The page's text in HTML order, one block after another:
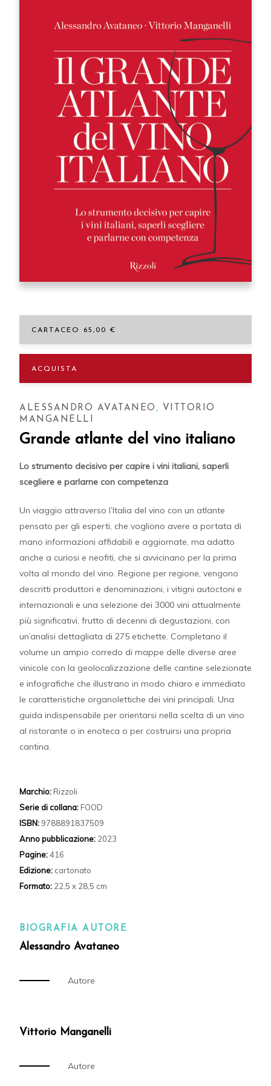
CARTACEO 65,00 €
ACQUISTA
ALESSANDRO AVATANEO ,
VITTORIO
MANGANELLI
Grande atlante del vino italiano
Lo strumento decisivo per capire i vini italiani, saperli
scegliere e parlarne con competenza
Un viaggio attraverso l’Italia del vino con un atlante
pensato per gli esperti, che vogliono avere a portata di
mano informazioni affidabili e aggiornate, ma adatto
anche a curiosi e neofiti, che si avvicinano per la prima
volta al mondo del vino. Regione per regione, vengono
descritti produttori e denominazioni, i vitigni autoctoni e
internazionali e una selezione dei 3000 vini attualmente
più significativi, frutto di decenni di degustazioni, con
un’analisi dettagliata di 275 etichette. Completano il
volume un ampio corredo di mappe delle diverse aree
vinicole con la geolocalizzazione delle cantine selezionate
e infografiche che illustrano in modo chiaro e immediato
le caratteristiche organolettiche dei vini principali. Una
guida indispensabile per orientarsi nella scelta di un vino
al ristorante o in enoteca o per costruirsi una propria
cantina.
Marchio: Rizzoli
Serie di collana: FOOD
ISBN: 9788891837509
Anno pubblicazione: 2023
Pagine:416
Edizione: cartonato
Formato: 22,5 x 28,5 cm
BIOGRAFIA AUTORE
Alessandro Avataneo
Autore
Vittorio Manganelli
Autore